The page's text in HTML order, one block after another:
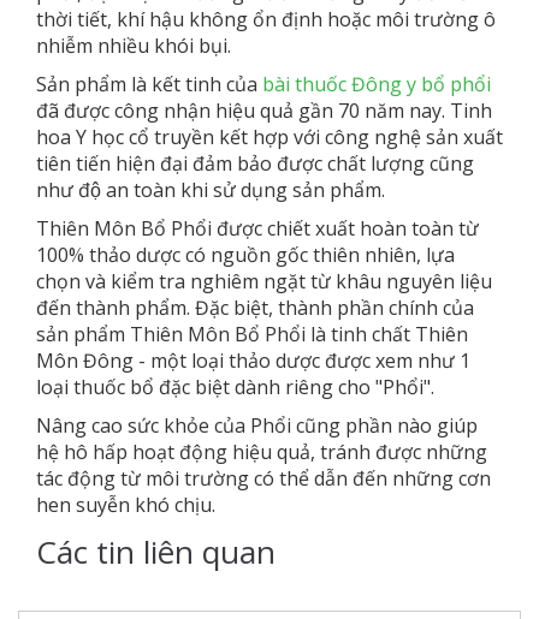
thời tiết, khí hậu không ổn định hoặc môi trường ô
nhiễm nhiều khói bụi.
Sản phẩm là kết tinh của bài thuốc Đông y bổ phổi
đã được công nhận hiệu quả gần 70 năm nay. Tinh
hoa Y học cổ truyền kết hợp với công nghệ sản xuất
tiên tiến hiện đại đảm bảo được chất lượng cũng
như độ an toàn khi sử dụng sản phẩm.
Thiên Môn Bổ Phổi được chiết xuất hoàn toàn từ
100% thảo dược có nguồn gốc thiên nhiên, lựa
chọn và kiểm tra nghiêm ngặt từ khâu nguyên liệu
đến thành phẩm. Đặc biệt, thành phần chính của
sản phẩm Thiên Môn Bổ Phổi là tinh chất Thiên
Môn Đông - một loại thảo dược được xem như 1
loại thuốc bổ đặc biệt dành riêng cho "Phổi".
Nâng cao sức khỏe của Phổi cũng phần nào giúp
hệ hô hấp hoạt động hiệu quả, tránh được những
tác động từ môi trường có thể dẫn đến những cơn
hen suyễn khó chịu.
Các tin liên quan